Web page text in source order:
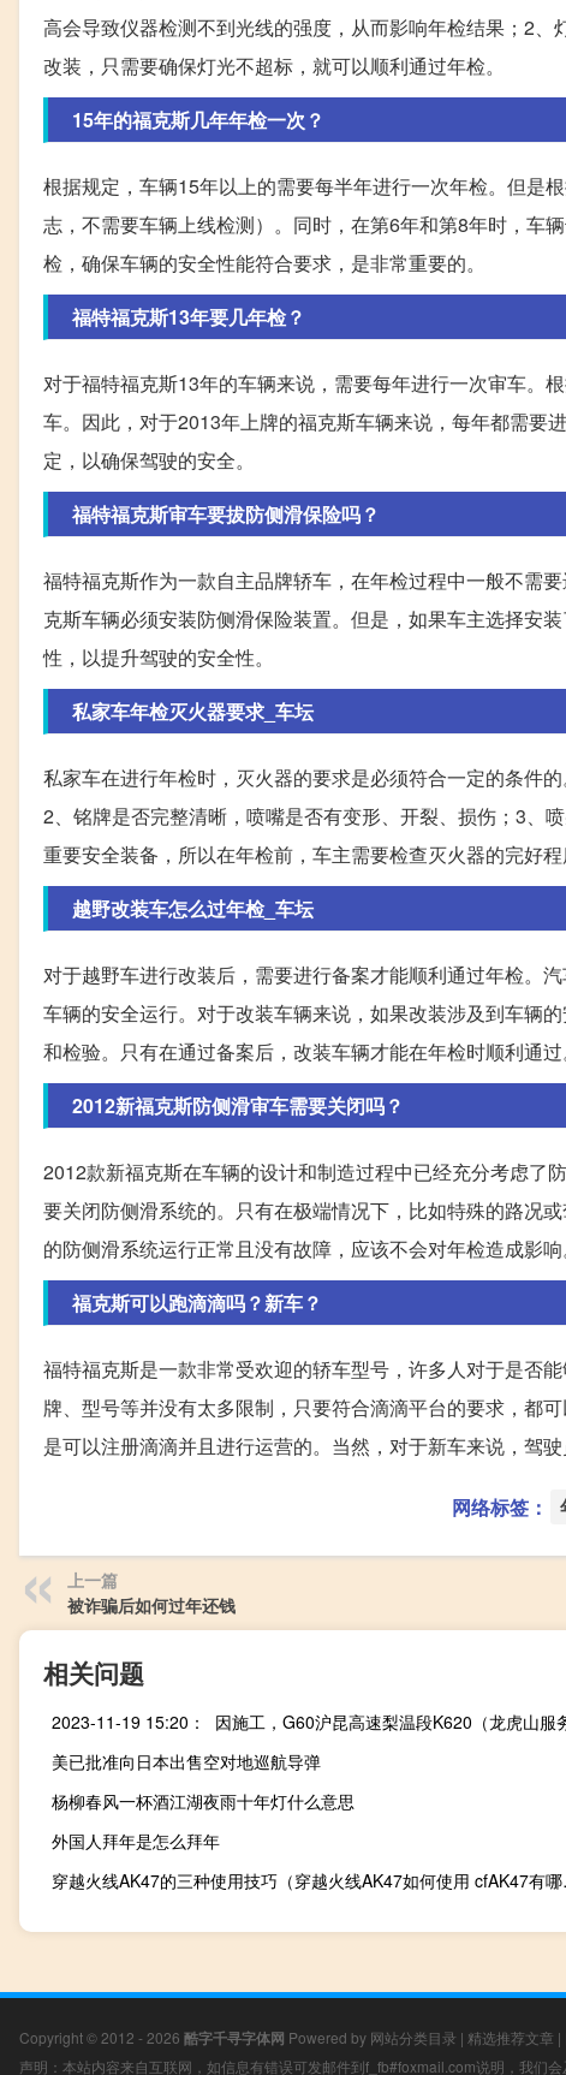
高会导致仪器检测不到光线的强度，从而影响年检结果；2
改装，只需要确保灯光不超标，就可以顺利通过年检。
15年的福克斯几年年检一次？
根据规定，车辆15年以上的需要每半年进行一次年检。但是
志，不需要车辆上线检测）。同时，在第6年和第8年时，车
检，确保车辆的安全性能符合要求，是非常重要的。
福特福克斯13年要几年检？
对于福特福克斯13年的车辆来说，需要每年进行一次审车。
车。因此，对于2013年上牌的福克斯车辆来说，每年都需要
定，以确保驾驶的安全。
福特福克斯审车要拔防侧滑保险吗？
福特福克斯作为一款自主品牌轿车，在年检过程中一般不需
克斯车辆必须安装防侧滑保险装置。但是，如果车主选择安
性，以提升驾驶的安全性。
私家车年检灭火器要求_车坛
私家车在进行年检时，灭火器的要求是必须符合一定的条件
2、铭牌是否完整清晰，喷嘴是否有变形、开裂、损伤；3、
重要安全装备，所以在年检前，车主需要检查灭火器的完好
越野改装车怎么过年检_车坛
对于越野车进行改装后，需要进行备案才能顺利通过年检。
车辆的安全运行。对于改装车辆来说，如果改装涉及到车辆
和检验。只有在通过备案后，改装车辆才能在年检时顺利通过
2012新福克斯防侧滑审车需要关闭吗？
2012款新福克斯在车辆的设计和制造过程中已经充分考虑了
要关闭防侧滑系统的。只有在极端情况下，比如特殊的路况
的防侧滑系统运行正常且没有故障，应该不会对年检造成影响
福克斯可以跑滴滴吗？新车？
福特福克斯是一款非常受欢迎的轿车型号，许多人对于是否
牌、型号等并没有太多限制，只要符合滴滴平台的要求，都
是可以注册滴滴并且进行运营的。当然，对于新车来说，驾
网络标签：
上一篇
被诈骗后如何过年还钱
相关问题
美已批准向日本出售空对地巡航导弹
杨柳春风一杯酒江湖夜雨十年灯什么意思
外国人拜年是怎么拜年
穿越火线
Copyright © 2012 - 2026 酷字千寻字体网 Powered by 网站分类目录 | 精选推荐文章 |
声明：本站内容来自互联网，如信息有错误可发邮件到f_fb#foxmail.com说明，我们